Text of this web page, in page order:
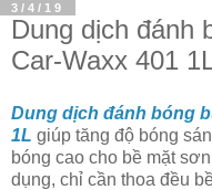
3/4/19
Dung dịch đánh
Car-Waxx 401
Dung dịch đánh bóng
1L giúp tăng độ bóng
bóng cao cho bề mặt
dụng, chỉ cần thoa đều